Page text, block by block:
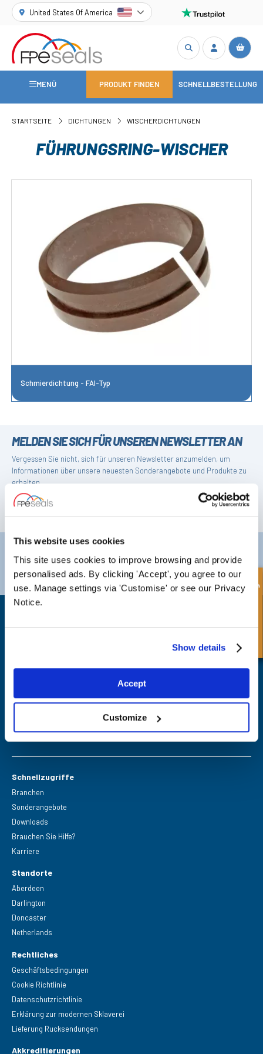
This website uses cookies
This site uses cookies to improve browsing and provide
personalised ads. By clicking 'Accept', you agree to our
use. Manage settings via 'Customise' or see our Privacy
Notice.
Show details
Accept
Customize
United States Of America
MENÜ PRODUKT FINDEN SCHNELLBESTELLUNG
STARTSEITE DICHTUNGEN WISCHERDICHTUNGEN
FÜHRUNGSRING-WISCHER
Schmierdichtung - FAI-Typ
MELDEN SIE SICH FÜR UNSEREN NEWSLETTER AN
Vergessen Sie nicht, sich für unseren Newsletter anzumelden, um
Informationen über unsere neuesten Sonderangebote und Produkte zu
erhalten.
ABONNIEREN
Telefon:+44 (0) 1325 282732
E-Mail:sales@fpeseals.com
Telefon:+44 (0) 1302727252
E-Mail:
FPE Seals Ltd
Co Durham,
Schnellzugriffe
Branchen
Sonderangebote
Downloads
Brauchen Sie Hilfe?
Karriere
Standorte
Aberdeen
Darlington
Doncaster
Netherlands
Rechtliches
Geschäftsbedingungen
Cookie Richtlinie
Datenschutzrichtlinie
Erklärung zur modernen Sklaverei
Lieferung Rucksendungen
Akkreditierungen
Schnellanfrage